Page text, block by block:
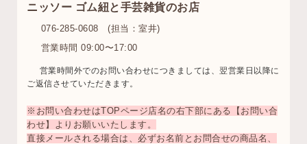
ニッソー ゴム紐と手芸雑貨のお店
076-285-0608 (担当：室井)
営業時間 09:00〜17:00
営業時間外でのお問い合わせにつきましては、翌営業日以降に
ご返信させていただきます。
※お問い合わせはTOPページ店名の右下部にある【お問い合
わせ】よりお願いいたします。
直接メールされる場合は、必ずお名前とお問合せの商品名、